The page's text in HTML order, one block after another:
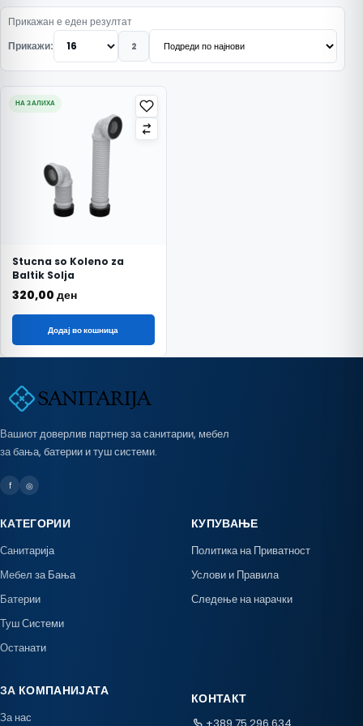
Прикажан е еден резултат
Прикажи:
2
НА ЗАЛИХА
Stucna so Koleno za
Baltik Solja
320,00 ден
Додај во кошница
Вашиот доверлив партнер за санитарии, мебел
за бања, батерии и туш системи.
f ◎
КАТЕГОРИИ
Санитарија
Мебел за Бања
Батерии
Туш Системи
Останати
КУПУВАЊЕ
Политика на Приватност
Услови и Правила
Следење на нарачки
ЗА КОМПАНИЈАТА
За нас
КОНТАКТ